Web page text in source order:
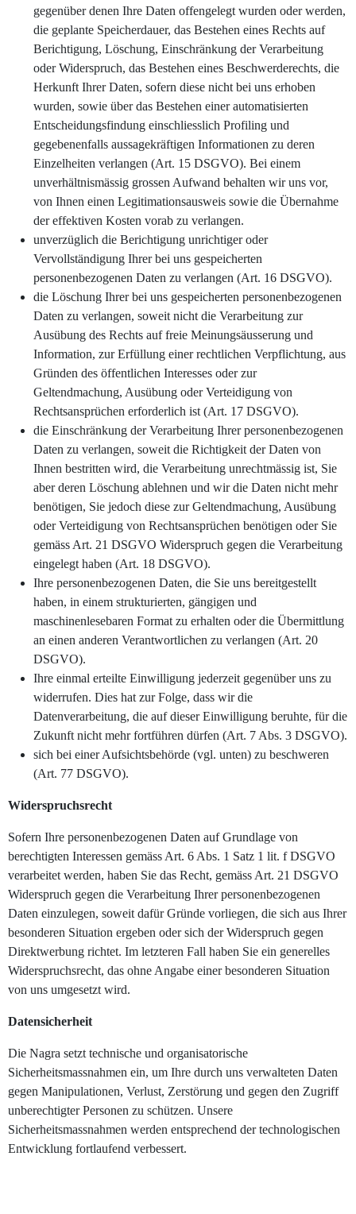
gegenüber denen Ihre Daten offengelegt wurden oder werden,
die geplante Speicherdauer, das Bestehen eines Rechts auf
Berichtigung, Löschung, Einschränkung der Verarbeitung
oder Widerspruch, das Bestehen eines Beschwerderechts, die
Herkunft Ihrer Daten, sofern diese nicht bei uns erhoben
wurden, sowie über das Bestehen einer automatisierten
Entscheidungsfindung einschliesslich Profiling und
gegebenenfalls aussagekräftigen Informationen zu deren
Einzelheiten verlangen (Art. 15 DSGVO). Bei einem
unverhältnismässig grossen Aufwand behalten wir uns vor,
von Ihnen einen Legitimationsausweis sowie die Übernahme
der effektiven Kosten vorab zu verlangen.
unverzüglich die Berichtigung unrichtiger oder
Vervollständigung Ihrer bei uns gespeicherten
personenbezogenen Daten zu verlangen (Art. 16 DSGVO).
die Löschung Ihrer bei uns gespeicherten personenbezogenen
Daten zu verlangen, soweit nicht die Verarbeitung zur
Ausübung des Rechts auf freie Meinungsäusserung und
Information, zur Erfüllung einer rechtlichen Verpflichtung, aus
Gründen des öffentlichen Interesses oder zur
Geltendmachung, Ausübung oder Verteidigung von
Rechtsansprüchen erforderlich ist (Art. 17 DSGVO).
die Einschränkung der Verarbeitung Ihrer personenbezogenen
Daten zu verlangen, soweit die Richtigkeit der Daten von
Ihnen bestritten wird, die Verarbeitung unrechtmässig ist, Sie
aber deren Löschung ablehnen und wir die Daten nicht mehr
benötigen, Sie jedoch diese zur Geltendmachung, Ausübung
oder Verteidigung von Rechtsansprüchen benötigen oder Sie
gemäss Art. 21 DSGVO Widerspruch gegen die Verarbeitung
eingelegt haben (Art. 18 DSGVO).
Ihre personenbezogenen Daten, die Sie uns bereitgestellt
haben, in einem strukturierten, gängigen und
maschinenlesebaren Format zu erhalten oder die Übermittlung
an einen anderen Verantwortlichen zu verlangen (Art. 20
DSGVO).
Ihre einmal erteilte Einwilligung jederzeit gegenüber uns zu
widerrufen. Dies hat zur Folge, dass wir die
Datenverarbeitung, die auf dieser Einwilligung beruhte, für die
Zukunft nicht mehr fortführen dürfen (Art. 7 Abs. 3 DSGVO).
sich bei einer Aufsichtsbehörde (vgl. unten) zu beschweren
(Art. 77 DSGVO).
Widerspruchsrecht
Sofern Ihre personenbezogenen Daten auf Grundlage von
berechtigten Interessen gemäss Art. 6 Abs. 1 Satz 1 lit. f DSGVO
verarbeitet werden, haben Sie das Recht, gemäss Art. 21 DSGVO
Widerspruch gegen die Verarbeitung Ihrer personenbezogenen
Daten einzulegen, soweit dafür Gründe vorliegen, die sich aus Ihrer
besonderen Situation ergeben oder sich der Widerspruch gegen
Direktwerbung richtet. Im letzteren Fall haben Sie ein generelles
Widerspruchsrecht, das ohne Angabe einer besonderen Situation
von uns umgesetzt wird.
Datensicherheit
Die Nagra setzt technische und organisatorische
Sicherheitsmassnahmen ein, um Ihre durch uns verwalteten Daten
gegen Manipulationen, Verlust, Zerstörung und gegen den Zugriff
unberechtigter Personen zu schützen. Unsere
Sicherheitsmassnahmen werden entsprechend der technologischen
Entwicklung fortlaufend verbessert.